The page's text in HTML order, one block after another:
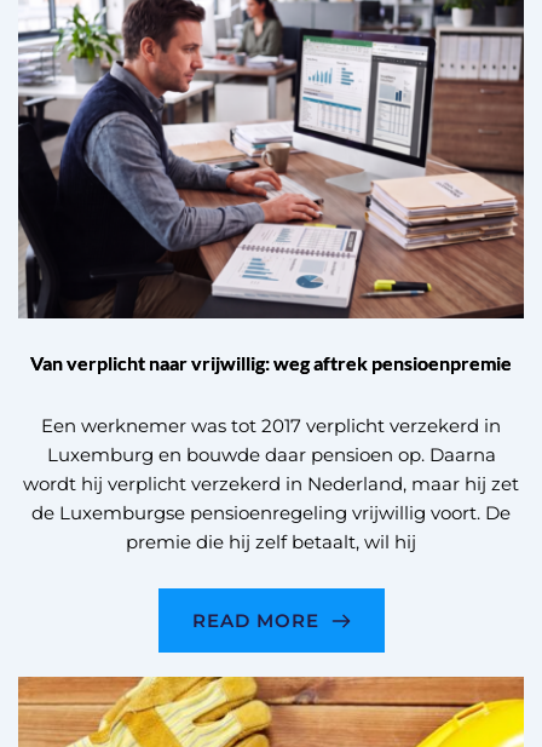
Van verplicht naar vrijwillig: weg aftrek pensioenpremie
Een werknemer was tot 2017 verplicht verzekerd in
Luxemburg en bouwde daar pensioen op. Daarna
wordt hij verplicht verzekerd in Nederland, maar hij zet
de Luxemburgse pensioenregeling vrijwillig voort. De
premie die hij zelf betaalt, wil hij
READ MORE